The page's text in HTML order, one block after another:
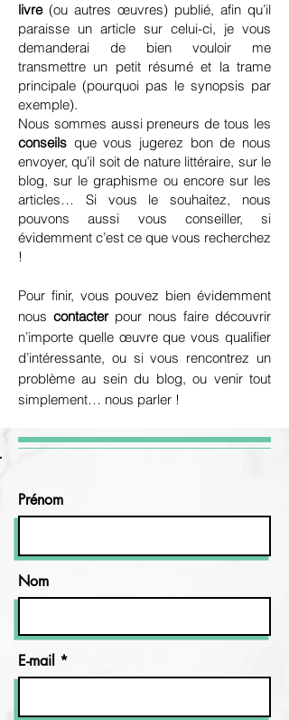
livre(ou autres œuvres) publié, afin qu’il
paraisse un article sur celui-ci, je vous
demanderai de bien vouloir me
transmettre un petit résumé et la trame
principale (pourquoi pas le synopsis par
exemple).
Nous sommes aussi preneurs de tous les
conseils que vous jugerez bon de nous
envoyer, qu’il soit de nature littéraire, sur le
blog, sur le graphisme ou encore sur les
articles… Si vous le souhaitez, nous
pouvons aussi vous conseiller, si
évidemment c’est ce que vous recherchez
!
Pour finir, vous pouvez bien évidemment
nous contacter pour nous faire découvrir
n’importe quelle œuvre que vous qualifier
d’intéressante, ou si vous rencontrez un
problème au sein du blog, ou venir tout
simplement… nous parler !
Prénom
Nom
E-mail